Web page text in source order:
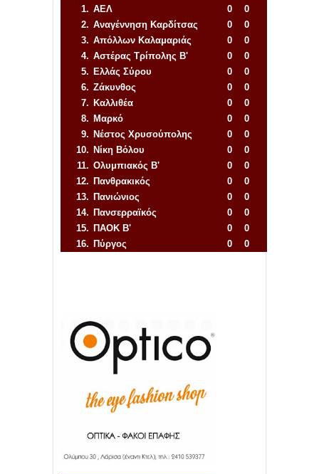
1. ΑΕΛ 0
0
2. Αναγέννηση Καρδίτσας 0
0
3. Απόλλων Καλαμαριάς 0
0
4. Αστέρας Τρίπολης Β' 0
0
5. Ελλάς Σύρου 0
0
6. Ζάκυνθος 0
0
7. Καλλιθέα 0
0
8. Μαρκό 0
0
9. Νέστος Χρυσούπολης 0
0
10. Νίκη Βόλου 0
0
11. Ολυμπιακός Β' 0
0
12. Πανθρακικός 0
0
13. Πανιώνιος 0
0
14. Πανσερραϊκός 0
0
15. ΠΑΟΚ Β' 0
0
16. Πύργος 0
0